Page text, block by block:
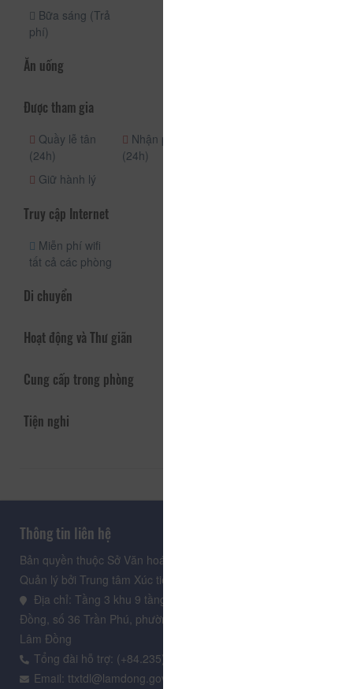
Bữa sáng (Trả
phí)
Ăn uống
Được tham gia
Quầy lễ tân
(24h)
Nhận phòng
(24h)
Giữ hành lý
Truy cập Internet
Miễn phí wifi
tất cả các phòng
Di chuyển
Hoạt động và Thư giãn
Cung cấp trong phòng
Tiện nghi
Thông tin liên hệ
Bản quyền thuộc Sở Văn hoá, Thể thao và Du lịch Lâm Đồng.
Quản lý bởi Trung tâm Xúc tiến Du lịch Lâm Đồng
Địa chỉ: Tầng 3 khu 9 tầng, Trung tâm Hành chính tỉnh Lâm
Đồng, số 36 Trần Phú, phường Xuân Hương - Đà Lạt, tỉnh
Lâm Đồng
Tổng đài hỗ trợ: (+84.235) 3.916.961
Email: ttxtdl@lamdong.gov.vn